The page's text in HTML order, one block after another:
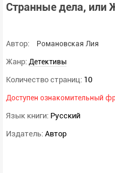
Странные дела, или
Автор: Романовская Лия
Жанр: Детективы
Количество страниц: 10
Доступен ознакомительный
Язык книги: Русский
Издатель: Автор